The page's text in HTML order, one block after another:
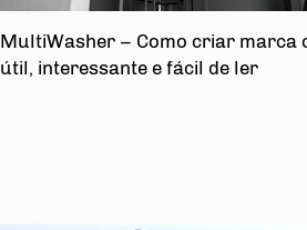
MultiWasher – Como criar marca
útil, interessante e fácil de ler